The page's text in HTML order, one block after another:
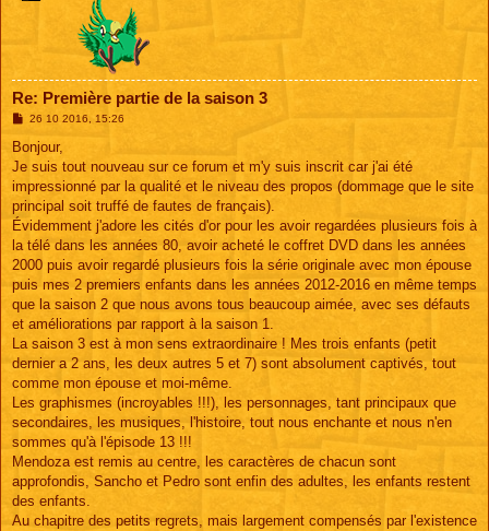
Re: Première partie de la saison 3
M
s
a
g
e
26 10 2016, 15:26
Bonjour,
Je suis tout nouveau sur ce forum et m'y suis inscrit car j'ai été
impressionné par la qualité et le niveau des propos (dommage que le site
principal soit truffé de fautes de français).
Évidemment j'adore les cités d'or pour les avoir regardées plusieurs fois à
la télé dans les années 80, avoir acheté le coffret DVD dans les années
2000 puis avoir regardé plusieurs fois la série originale avec mon épouse
puis mes 2 premiers enfants dans les années 2012-2016 en même temps
que la saison 2 que nous avons tous beaucoup aimée, avec ses défauts
et améliorations par rapport à la saison 1.
La saison 3 est à mon sens extraordinaire ! Mes trois enfants (petit
dernier a 2 ans, les deux autres 5 et 7) sont absolument captivés, tout
comme mon épouse et moi-même.
Les graphismes (incroyables !!!), les personnages, tant principaux que
secondaires, les musiques, l'histoire, tout nous enchante et nous n'en
sommes qu'à l'épisode 13 !!!
Mendoza est remis au centre, les caractères de chacun sont
approfondis, Sancho et Pedro sont enfin des adultes, les enfants restent
des enfants.
Au chapitre des petits regrets, mais largement compensés par l'existence